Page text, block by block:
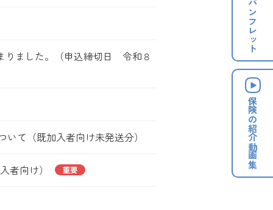
りました。（申込締切日 令和８
いて（既加入者向け未発送分）
者向け） 重要
パンフレット
保険の
紹介動画集